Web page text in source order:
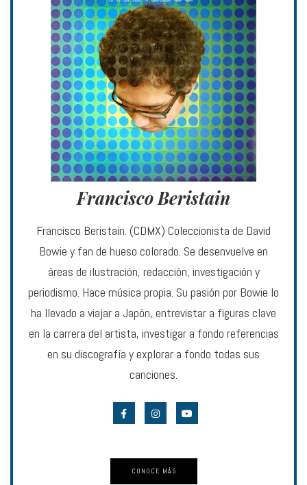
Francisco Beristain
Francisco Beristain. (CDMX) Coleccionista de David
Bowie y fan de hueso colorado. Se desenvuelve en
áreas de ilustración, redacción, investigación y
periodismo. Hace música propia. Su pasión por Bowie lo
ha llevado a viajar a Japón, entrevistar a figuras clave
en la carrera del artista, investigar a fondo referencias
en su discografía y explorar a fondo todas sus
canciones.
CONOCE MÁS